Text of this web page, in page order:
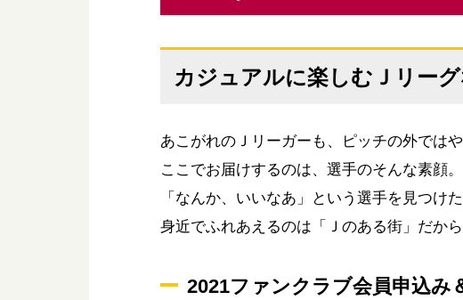
カジュアルに楽しむＪリーグ
あこがれのＪリーガーも、ピッチの外では
ここでお届けするのは、選手のそんな素顔。
「なんか、いいなあ」という選手を見つけ
身近でふれあえるのは「Ｊのある街」だから
2021ファンクラブ会員申込み